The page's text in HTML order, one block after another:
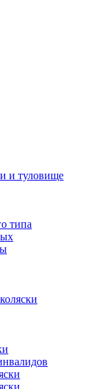
и туловище
типа